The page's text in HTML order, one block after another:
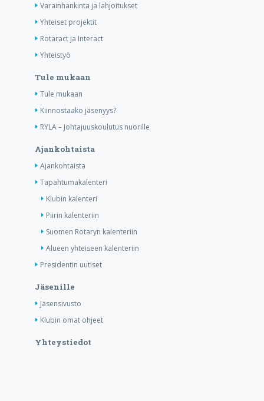
Varainhankinta ja lahjoitukset
Yhteiset projektit
Rotaract ja Interact
Yhteistyö
Tule mukaan
Tule mukaan
Kiinnostaako jäsenyys?
RYLA – Johtajuuskoulutus nuorille
Ajankohtaista
Ajankohtaista
Tapahtumakalenteri
Klubin kalenteri
Piirin kalenteriin
Suomen Rotaryn kalenteriin
Alueen yhteiseen kalenteriin
Presidentin uutiset
Jäsenille
Jäsensivusto
Klubin omat ohjeet
Yhteystiedot